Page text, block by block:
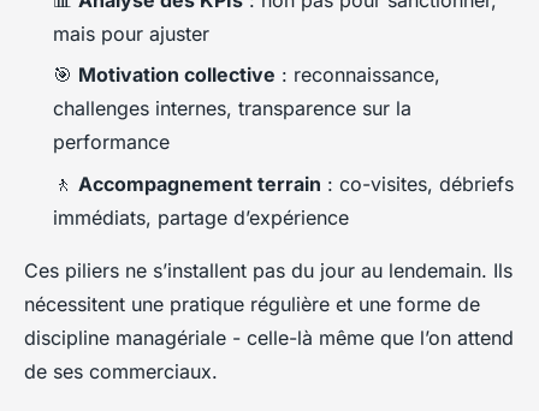
mais pour ajuster
🎯 Motivation collective : reconnaissance,
challenges internes, transparence sur la
performance
🚶 Accompagnement terrain : co-visites, débriefs
immédiats, partage d’expérience
Ces piliers ne s’installent pas du jour au lendemain. Ils
nécessitent une pratique régulière et une forme de
discipline managériale - celle-là même que l’on attend
de ses commerciaux.